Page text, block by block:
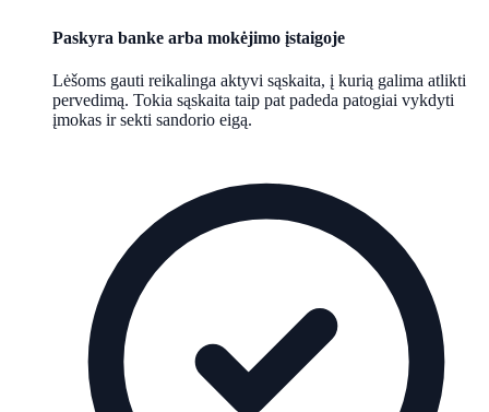
Paskyra banke arba mokėjimo įstaigoje
Lėšoms gauti reikalinga aktyvi sąskaita, į kurią galima atlikti
pervedimą. Tokia sąskaita taip pat padeda patogiai vykdyti
įmokas ir sekti sandorio eigą.